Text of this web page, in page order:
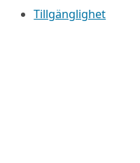
Tillgänglighet